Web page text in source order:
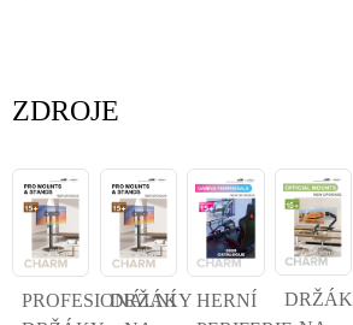
ZDROJE
PROFESIONÁLNÍ
DRŽÁKY HERNÍ
DRŽÁK